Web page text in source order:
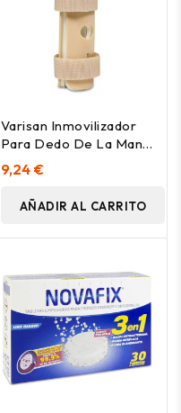
Varisan Inmovilizador
Para Dedo De La Mano
Tm
9,24 €
AÑADIR AL CARRITO